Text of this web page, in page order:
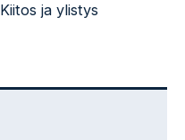
Kiitos ja ylistys